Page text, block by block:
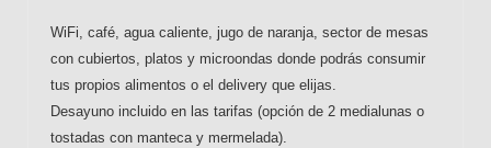
WiFi, café, agua caliente, jugo de naranja, sector de mesas
con cubiertos, platos y microondas donde podrás consumir
tus propios alimentos o el delivery que elijas.
Desayuno incluido en las tarifas (opción de 2 medialunas o
tostadas con manteca y mermelada).